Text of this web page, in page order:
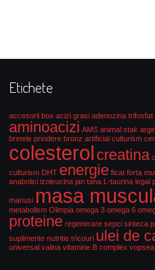
Etichete
accesorii box acizi grasi adenozina trifosfat
aminoacizi AMS animal stak
bretele prindere bronz artificial culturism
colesterol creatina
culturism DHT energie ficat forta
anabolici izoleucina jan tana L-taurina legal
manusi masa
metabolism Olimpia omega 3 omega 6
proteine regenerare sepci sinteza
suplimente nutritie tricouri ulei de
universal valina vitamine B complex